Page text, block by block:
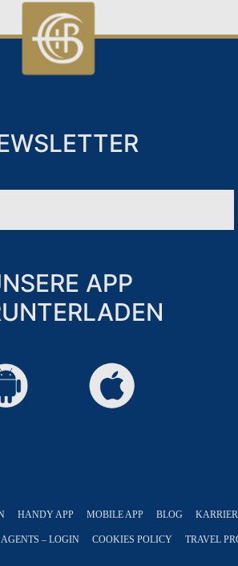
APP
HANDY APP MOBILE APP BLOG
– LOGIN COOKIES POLICY TRAVEL